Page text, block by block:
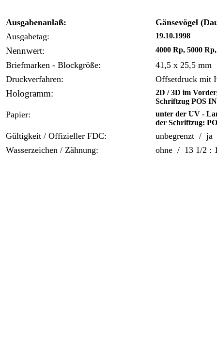
Ausgabenanlaß:
Gänsevögel
Ausgabetag:
19.10.1998
Nennwert: 4000 Rp, 5000
Briefmarken - Blockgröße:
41,5 x 25,5
Druckverfahren:
Offsetdruck mit
Hologramm:
2D / 3D im
Schriftzug POS
Papier:
unter der UV -
der Schriftzug:
Gültigkeit / Offizieller FDC:
unbegrenzt / ja
Wasserzeichen / Zähnung:
ohne / 13 1/2 :